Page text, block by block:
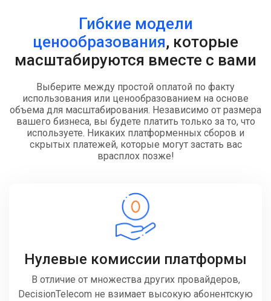
Гибкие модели
ценообразования, которые
масштабируются вместе с вами
Выберите между простой оплатой по факту
использования или ценообразованием на основе
объема для масштабирования. Независимо от размера
вашего бизнеса, вы будете платить только за то, что
используете. Никаких платформенных сборов и
скрытых платежей, которые могут застать вас
врасплох позже!
Нулевые комиссии платформы
В отличие от множества других провайдеров,
DecisionTelecom не взимает высокую абонентскую